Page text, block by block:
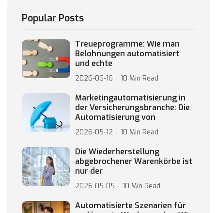
Popular Posts
Treueprogramme: Wie man
Belohnungen automatisiert
und echte
2026-06-16 10 Min Read
Marketingautomatisierung in
der Versicherungsbranche: Die
Automatisierung von
2026-05-12 10 Min Read
Die Wiederherstellung
abgebrochener Warenkörbe ist
nur der
2026-05-05 10 Min Read
Automatisierte Szenarien für